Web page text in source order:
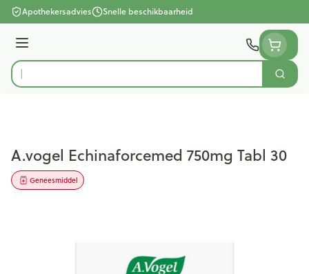
Ga naar de inhoud
Apothekersadvies Snelle beschikbaarheid
Menu
Product, merk, categorie...
Zoek
A.vogel Echinaforcemed 750mg Tabl 30
Geneesmiddel